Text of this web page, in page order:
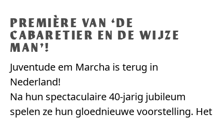
PREMIÈRE VAN ‘DE
CABARETIER EN DE WIJZE
MAN’!
Juventude em Marcha is terug in
Nederland!
Na hun spectaculaire 40-jarig jubileum
spelen ze hun gloednieuwe voorstelling. Het